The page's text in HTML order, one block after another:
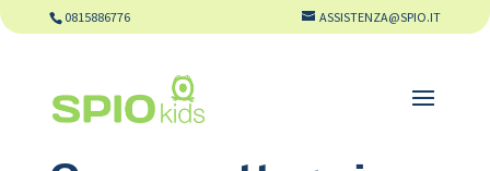
0815886776 ASSISTENZA@SPIO.IT